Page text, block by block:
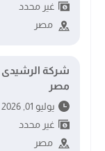
غير محدد
مصر
شركة الرشيدى
مصر
يوليو 01, 2026
غير محدد
مصر